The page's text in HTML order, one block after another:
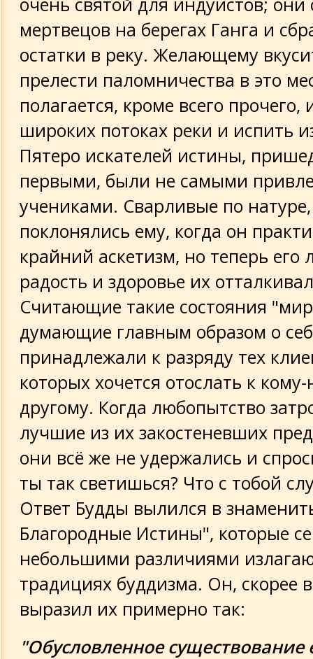
мертвецов на берегах Ганга и
остатки в реку. Желающему
прелести паломничества в это
полагается, кроме всего прочего,
широких потоках реки и испить
Пятеро искателей истины,
первыми, были не самыми
учениками. Сварливые по
поклонялись ему, когда он
крайний аскетизм, но теперь его
радость и здоровье их
Считающие такие состояния
думающие главным образом о
принадлежали к разряду тех
которых хочется отослать к
другому. Когда любопытство
лучшие из их закостеневших
они всё же не удержались и
ты так светишься? Что с тобой
Ответ Будды вылился в
Благородные Истины", которые
небольшими различиями
традициях буддизма. Он, скорее
выразил их примерно так:
"Обусловленное существование